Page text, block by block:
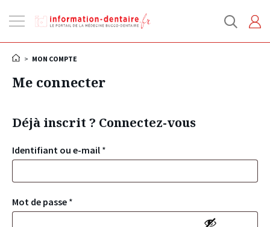
la
> MON COMPTE
Me connecter
Déjà inscrit ? Connectez-vous
Identifiant ou e-mail *
Mot de passe *